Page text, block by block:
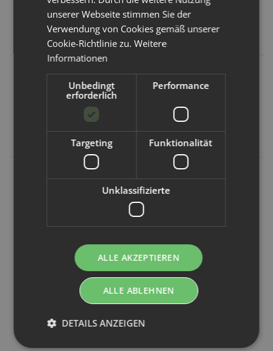
Kunden kauften dazu folgende
Artikel:
Zeiten" 70x70
Avo+Cado
Prefold aus Bio-
33x35cm
3,89 €*
10,99 €
unserer Webseite stimmen Sie der
Verwendung von Cookies gemäß unserer
Cookie-Richtlinie zu.Weitere
Informationen
Unbedingt
erforderlich
Performance
Targeting Funktionalität
Unklassifizierte
ALLE AKZEPTIEREN
ALLE ABLEHNEN
DETAILS ANZEIGEN